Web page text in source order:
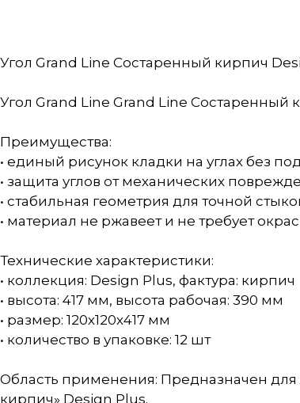
Угол Grand Line Состаренный кирпич
Угол Grand Line Grand Line
Преимущества:
• единый рисунок кладки на углах без
• защита углов от механических
• стабильная геометрия для точной
• материал не ржавеет и не требует
Технические характеристики:
• коллекция: Design Plus, фактура: кирпич
• высота: 417 мм, высота рабочая: 390 мм
• размер: 120х120х417 мм
• количество в упаковке: 12 шт
Область применения: Предназначен
кирпич» Design Plus.